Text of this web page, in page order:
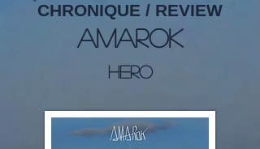
CHRONIQUE / REVIEW
Amarok
Hero